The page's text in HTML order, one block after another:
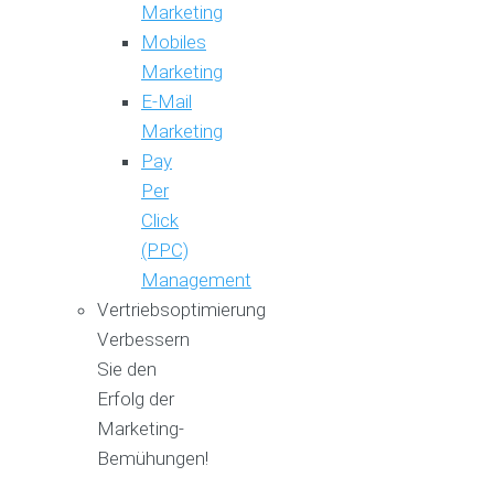
Marketing
Mobiles
Marketing
E-Mail
Marketing
Pay
Per
Click
(PPC)
Management
Vertriebsoptimierung
Verbessern
Sie den
Erfolg der
Marketing-
Bemühungen!